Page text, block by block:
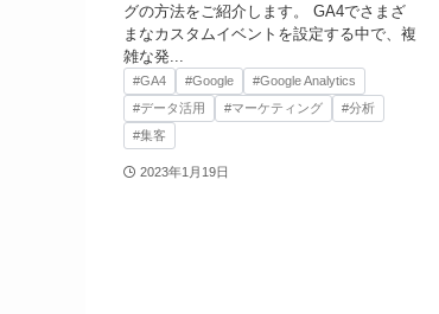
グの方法をご紹介します。 GA4でさまざ
まなカスタムイベントを設定する中で、複
雑な発...
#GA4 #Google
#Google Analytics
#データ活用
#マーケティング
#分析
#集客
2023年1月19日